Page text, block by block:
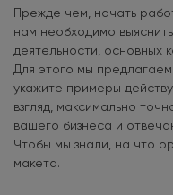
Прежде чем, начать
нам необходимо
деятельности, основных
Для этого мы
укажите примеры
взгляд, максимально
вашего бизнеса и
Чтобы мы знали, на что
макета.